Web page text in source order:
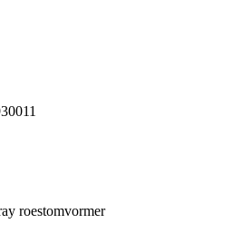
roestomvormer